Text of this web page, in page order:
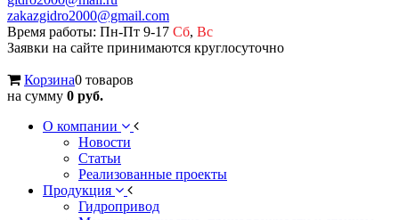
zakazgidro2000@gmail.com
Время работы: Пн-Пт 9-17 Сб, Вс
Заявки на сайте принимаются круглосуточно
Корзина0 товаров
на сумму 0 руб.
О компании
Новости
Статьи
Реализованные проекты
Продукция
Гидропривод